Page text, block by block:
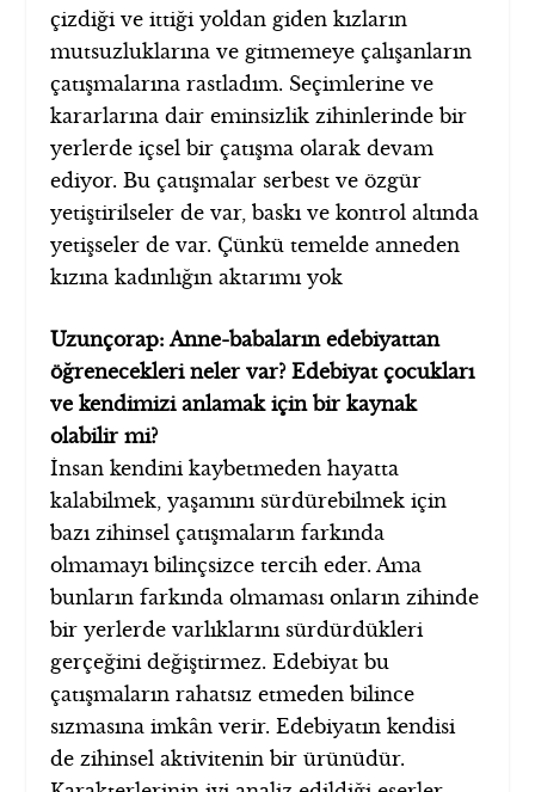
çizdiği ve ittiği yoldan giden kızların
mutsuzluklarına ve gitmemeye çalışanların
çatışmalarına rastladım. Seçimlerine ve
kararlarına dair eminsizlik zihinlerinde bir
yerlerde içsel bir çatışma olarak devam
ediyor. Bu çatışmalar serbest ve özgür
yetiştirilseler de var, baskı ve kontrol altında
yetişseler de var. Çünkü temelde anneden
kızına kadınlığın aktarımı yok
Uzunçorap: Anne-babaların edebiyattan
öğrenecekleri neler var? Edebiyat çocukları
ve kendimizi anlamak için bir kaynak
olabilir mi?
İnsan kendini kaybetmeden hayatta
kalabilmek, yaşamını sürdürebilmek için
bazı zihinsel çatışmaların farkında
olmamayı bilinçsizce tercih eder. Ama
bunların farkında olmaması onların zihinde
bir yerlerde varlıklarını sürdürdükleri
gerçeğini değiştirmez. Edebiyat bu
çatışmaların rahatsız etmeden bilince
sızmasına imkân verir. Edebiyatın kendisi
de zihinsel aktivitenin bir ürünüdür.